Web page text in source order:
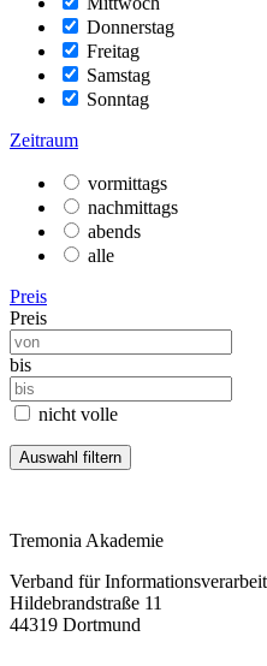
Donnerstag
Freitag
Samstag
Sonntag
Zeitraum
vormittags
nachmittags
abends
alle
Preis
Preis
bis
nicht volle
Tremonia Akademie
Verband für
Hildebrandstraße 11
44319 Dortmund